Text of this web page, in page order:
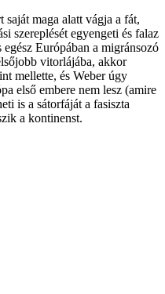
maga alatt vágja a fát,
szereplését egyengeti és falaz
Európában a migránsozó
vitorlájába, akkor
mellette, és Weber úgy
első embere nem lesz (amire
is a sátorfáját a fasiszta
a kontinenst.